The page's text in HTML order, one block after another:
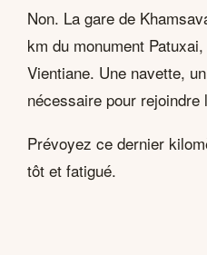
Non. La gare de
km du monument
Vientiane. Une navette,
nécessaire pour rejoindre
Prévoyez ce dernier
tôt et fatigué.